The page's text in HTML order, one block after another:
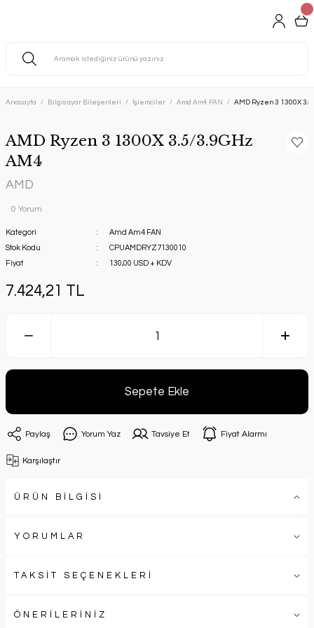
Anasayfa Bilgisayar Bileşenleri İşlemciler Amd Am4 FAN AMD Ryzen 3 1300X
AMD Ryzen 3 1300X 3.5/3.9GHz
AM4
AMD
0 Yorum
Kategori
Amd Am4 FAN
Stok Kodu
CPUAMDRYZ7130010
Fiyat
130,00 USD + KDV
7.424,21 TL
Sepete Ekle
Paylaş Yorum Yaz Tavsiye Et Fiyat Alarmı
Karşılaştır
ÜRÜN BİLGİSİ
YORUMLAR
TAKSİT SEÇENEKLERİ
ÖNERİLERİNİZ